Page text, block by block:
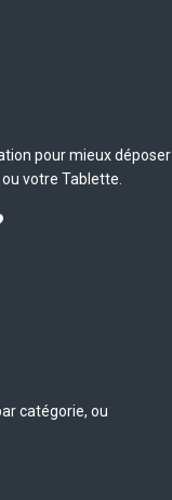
pour mieux déposer
votre Tablette.
catégorie, ou